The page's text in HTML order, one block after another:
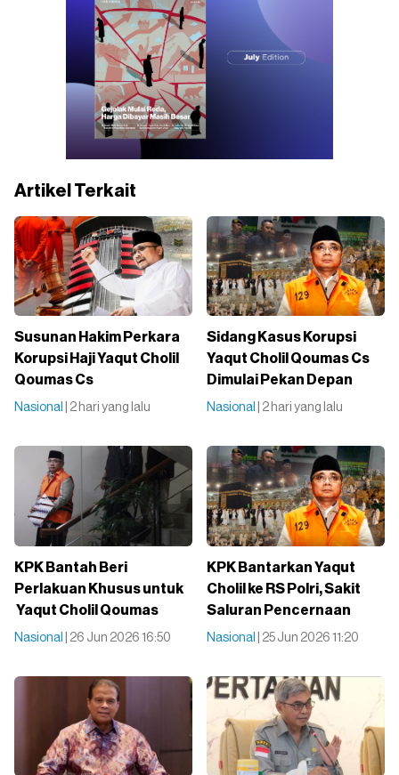
Artikel Terkait
Susunan Hakim Perkara
Korupsi Haji Yaqut Cholil
Qoumas Cs
Nasional | 2 hari yang lalu
Sidang Kasus Korupsi
Yaqut Cholil Qoumas Cs
Dimulai Pekan Depan
Nasional | 2 hari yang lalu
KPK Bantah Beri
Perlakuan Khusus untuk
Yaqut Cholil Qoumas
Nasional | 26 Jun 2026 16:50
KPK Bantarkan Yaqut
Cholil ke RS Polri, Sakit
Saluran Pencernaan
Nasional | 25 Jun 2026 11:20